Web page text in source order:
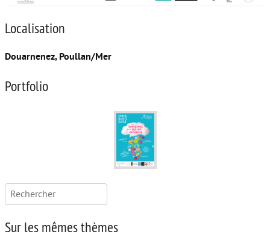
Localisation
Douarnenez, Poullan/Mer
Portfolio
Rechercher :
Sur les mêmes thèmes